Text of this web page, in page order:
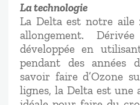
La technologie
La Delta est notre aile
allongement.
développée en
pendant des années
savoir faire d’Ozone
lignes, la Delta est une